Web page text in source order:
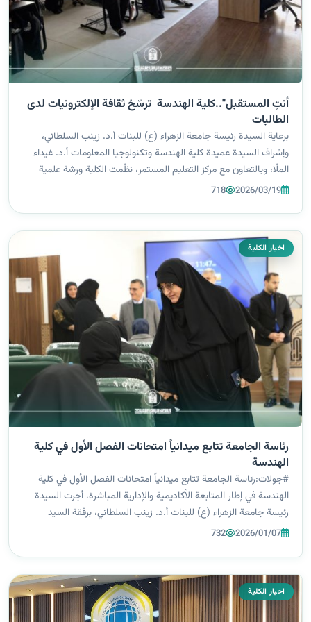
أنتِ المستقبل"..كلية الهندسة ترسّخ ثقافة الإلكترونيات لدى
الطالبات
برعاية السيدة رئيسة جامعة الزهراء (ع) للبنات أ.د. زينب السلطاني،
وإشراف السيدة عميدة كلية الهندسة وتكنولوجيا المعلومات أ.د. غيداء
الملّا، وبالتعاون مع مركز التعليم المستمر، نظّمت الكلية ورشة علمية
بعنوان "أنتِ المستقبل.. مقدمة إلى الإلكترونيات"، قدّمتها مقررة...
2026/03/19
718
اخبار الكلية
رئاسة الجامعة تتابع ميدانياً امتحانات الفصل الأول في كلية
الهندسة
#جولات:رئاسة الجامعة تتابع ميدانياً امتحانات الفصل الأول في كلية
الهندسة في إطار المتابعة الأكاديمية والإدارية المباشرة، أجرت السيدة
رئيسة جامعة الزهراء (ع) للبنات أ.د. زينب السلطاني، برفقة السيد
المساعد العلمي أ.د. زهير محمد جدوع، والسيد المساعد الإداري أ.م.د...
2026/01/07
732
اخبار الكلية